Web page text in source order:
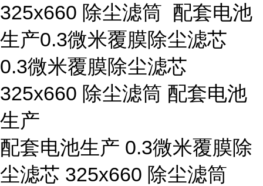
325x660 除尘滤筒 配套电池
生产0.3微米覆膜除尘滤芯
0.3微米覆膜除尘滤芯
325x660 除尘滤筒 配套电池
生产
配套电池生产 0.3微米覆膜除
尘滤芯 325x660 除尘滤筒